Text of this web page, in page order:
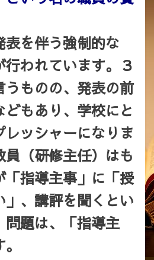
を伴う強制的な
行われています。３
うものの、発表の前
もあり、学校にと
レッシャーになりま
（研修主任）はも
「指導主事」に「授
」、講評を聞くとい
問題は、「指導主